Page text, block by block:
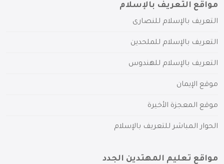
مواقع التعريف بالإسلام
التعريف بالإسلام للنصارى
التعريف بالإسلام للملحدين
التعريف بالإسلام للهندوس
موقع الإيمان
موقع المعجزة الأخيرة
الحوار المباشر للتعريف بالإسلام
مواقع تعليم المهتدين الجدد